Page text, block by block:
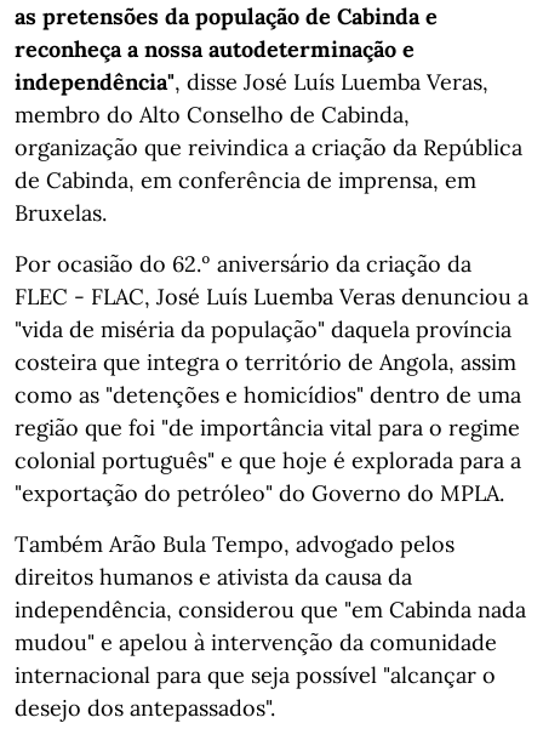
as pretensões da população de Cabinda e
reconheça a nossa autodeterminação e
independência", disse José Luís Luemba Veras,
membro do Alto Conselho de Cabinda,
organização que reivindica a criação da República
de Cabinda, em conferência de imprensa, em
Bruxelas.
Por ocasião do 62.º aniversário da criação da
FLEC - FLAC, José Luís Luemba Veras denunciou a
"vida de miséria da população" daquela província
costeira que integra o território de Angola, assim
como as "detenções e homicídios" dentro de uma
região que foi "de importância vital para o regime
colonial português" e que hoje é explorada para a
"exportação do petróleo" do Governo do MPLA.
Também Arão Bula Tempo, advogado pelos
direitos humanos e ativista da causa da
independência, considerou que "em Cabinda nada
mudou" e apelou à intervenção da comunidade
internacional para que seja possível "alcançar o
desejo dos antepassados".